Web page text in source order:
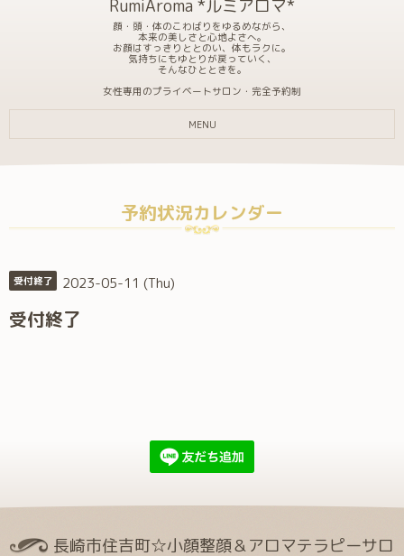
RumiAroma *ルミアロマ*
顔・頭・体のこわばりをゆるめながら、
本来の美しさと心地よさへ。
お顔はすっきりととのい、体もラクに。
気持ちにもゆとりが戻っていく、
そんなひとときを。
女性専用のプライベートサロン・完全予約制
MENU
予約状況カレンダー
受付終了 2023-05-11 (Thu)
受付終了
長崎市住吉町☆小顔整顔＆アロマテラピーサロ